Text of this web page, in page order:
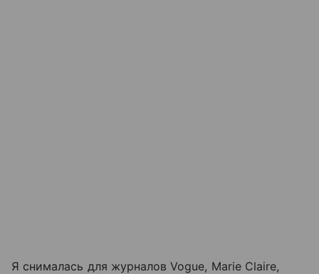
Я снималась для журналов Vogue, Marie Claire,